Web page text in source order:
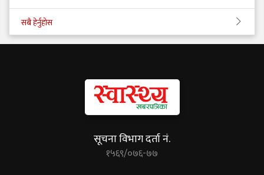
सबै हेर्नुहोस
सूचना विभाग दर्ता नं.
१५६९/०७६-७७